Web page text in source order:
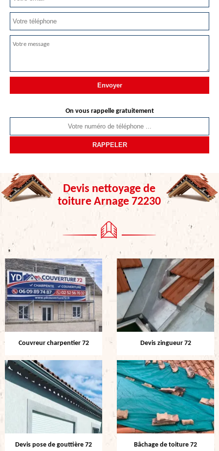
On vous rappelle gratuitement
Devis nettoyage de
toiture Arnage 72230
Couvreur charpentier 72 Devis zingueur 72
Devis pose de gouttière 72 Bâchage de toiture 72